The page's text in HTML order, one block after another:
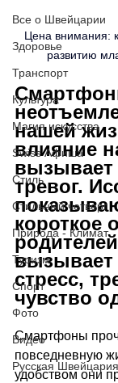
Все о Швейцарии
Здоровье
Транспорт
Культура
Магия искусства
Swiss Афиша
Стиль
Стильный четверг
Природа - Климат
Туризм
Спорт
Фото
Видео
Русская Швейцария
Цена внимания:
развитию
нашей
влияние
вызывает
тревог.
короткое
стресс,
чувство
Смартфоны
повседневную
удобством они